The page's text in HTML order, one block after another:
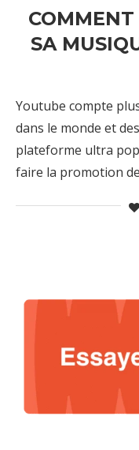
SA
Youtube compte
dans le monde et
plateforme ultra
faire la promotion